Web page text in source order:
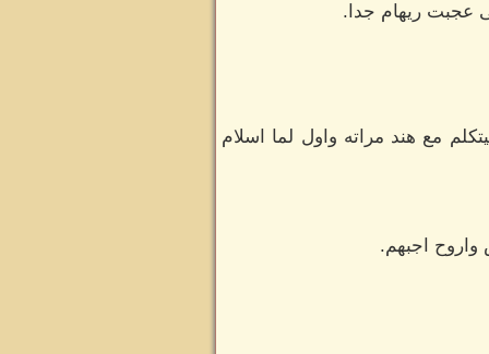
عجبت ريهام جدا.
مع هند مراته واول لما اسلام
واروح اجبهم.